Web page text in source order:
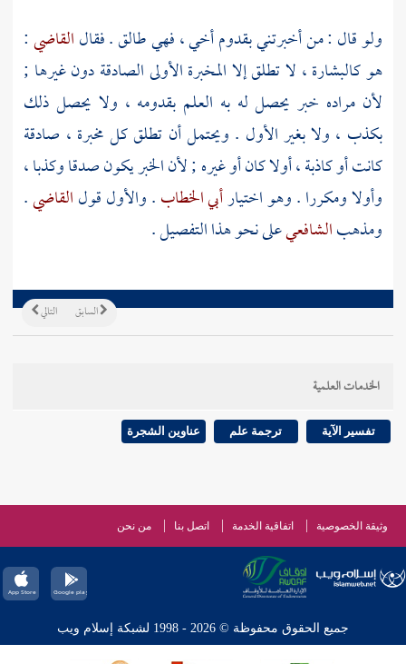
ولو قال : من أخبرتني بقدوم أخي ، فهي طالق . فقالالقاضي:
هو كالبشارة ، لا تطلق إلا المخبرة الأولى الصادقة دون غيرها ;
لأن مراده خبر يحصل له به العلم بقدومه ، ولا يحصل ذلك
بكذب ، ولا بغير الأول . ويحتمل أن تطلق كل مخبرة ، صادقة
كانت أو كاذبة ، أولا كان أو غيره ; لأن الخبر يكون صدقا وكذبا ،
وأولا ومكررا . وهو اختيارأبي الخطاب. والأول قولالقاضي.
ومذهبالشافعيعلى نحو هذا التفصيل .
التالي السابق
الخدمات العلمية
تفسير الآية ترجمة علم عناوين الشجرة
وثيقة الخصوصية اتفاقية الخدمة اتصل بنا من نحن
جميع الحقوق محفوظة © 2026 - 1998 لشبكة إسلام ويب